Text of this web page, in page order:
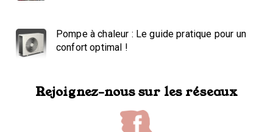
Pompe à chaleur : Le guide pratique pour un
confort optimal !
Rejoignez-nous sur les réseaux